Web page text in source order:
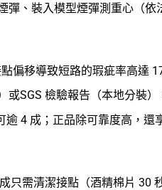
彈、裝入模型煙彈測重心（依
偏移導致短路的瑕疵率高達
SGS 檢驗報告（本地分裝
4 成；正品除可靠度高，還
只需清潔接點（酒精棉片 30